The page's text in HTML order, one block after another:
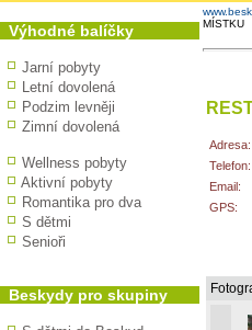
Výhodné balíčky
Jarní pobyty
Letní dovolená
Podzim levněji
Zimní dovolená
Wellness pobyty
Aktivní pobyty
Romantika pro dva
S dětmi
Senioři
Beskydy pro skupiny
MÍSTKU
Adresa:
Telefon:
Email:
GPS: